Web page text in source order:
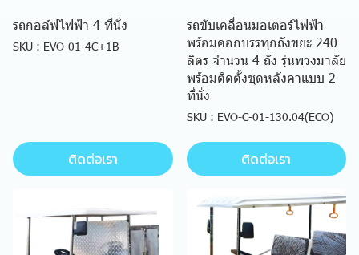
รถกอล์ฟไฟฟ้า 4 ที่นั่ง
SKU : EVO-01-4C+1B
ติดต่อเรา
รถขับเคลื่อนมอเตอร์ไฟฟ้า
พร้อมคอกบรรทุกถังขยะ 240
ลิตร จำนวน 4 ถัง รุ่นพวงมาลัย
พร้อมติดตั้งชุดหลังคาแบบ 2
ที่นั่ง
SKU : EVO-C-01-130.04(ECO)
ติดต่อเรา